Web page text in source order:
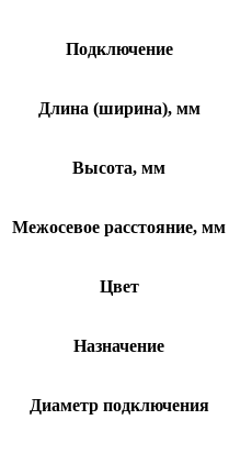
Подключение
Длина (ширина), мм
Высота, мм
Межосевое расстояние, мм
Цвет
Назначение
Диаметр подключения